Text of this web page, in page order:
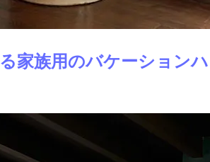
家族用のバケーションハ